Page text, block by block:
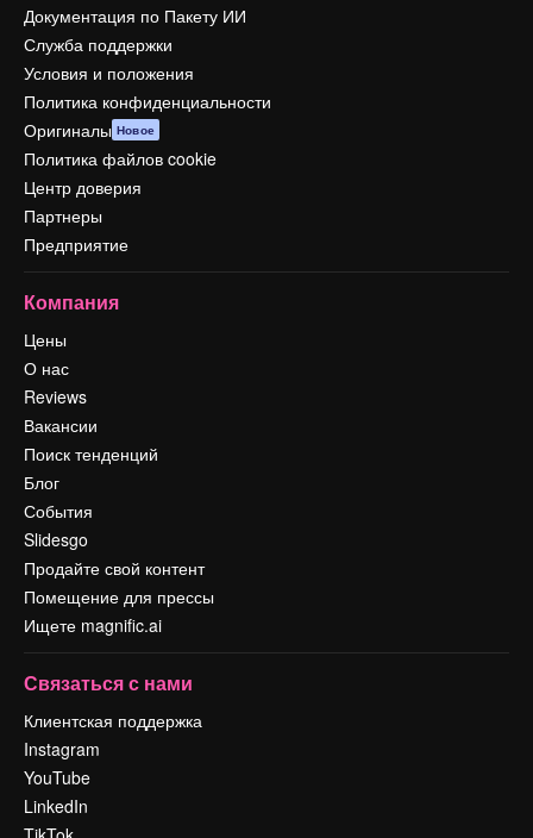
Документация по Пакету ИИ
Служба поддержки
Условия и положения
Политика конфиденциальности
Оригиналы Новое
Политика файлов cookie
Центр доверия
Партнеры
Предприятие
Компания
Цены
О нас
Reviews
Вакансии
Поиск тенденций
Блог
События
Slidesgo
Продайте свой контент
Помещение для прессы
Ищете magnific.ai
Связаться с нами
Клиентская поддержка
Instagram
YouTube
LinkedIn